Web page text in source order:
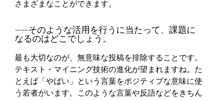
さまざまなことができます。
――そのような活用を行うに当たって、課題に
なるのはどこでしょう。
最も大切なのが、無意味な投稿を排除することです。
テキスト・マイニング技術の進化が望まれますね。た
とえば「やばい」という言葉をポジティブな意味に使
う若者がいます。このような言葉や反語などをきちん